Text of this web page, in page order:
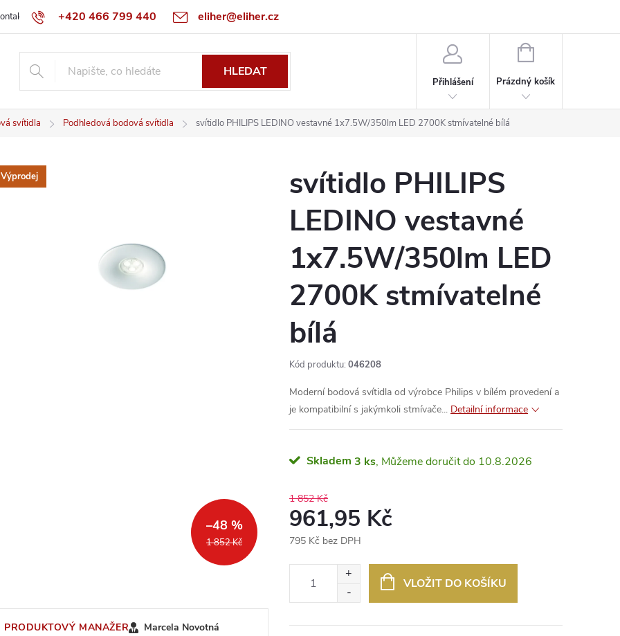
+420 466 799 440 eliher@eliher.cz
Obchodní podmínky Reklamační řád Specialista na Bordeaux
HLEDAT
Přihlášení
NÁKUPNÍ
Prázdný košík
svítidla Podhledová bodová svítidla svítidlo PHILIPS LEDINO vestavné 1x7.5W/350lm LED 2700K stmívatelné bílá
Výprodej
1 852 Kč
–48 %
PRODUKTOVÝ MANAŽER Marcela Novotná
svítidlo PHILIPS
LEDINO vestavné
1x7.5W/350lm LED
2700K stmívatelné
bílá
Kód produktu: 046208
Moderní bodová svítidla od výrobce Philips v bílém provedení a
je kompatibilní s jakýmkoli stmívače... Detailní informace
Skladem 3 ks 10.8.2026
1 852 Kč
961,95 Kč
795 Kč bez DPH
VLOŽIT DO KOŠÍKU